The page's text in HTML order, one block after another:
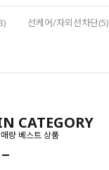
선케어/자외선차단(5)
CATEGORY
량 베스트 상품